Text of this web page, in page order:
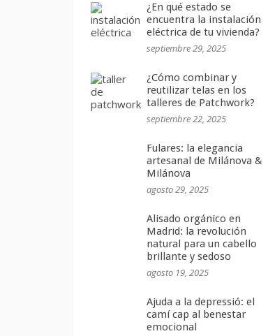
¿En qué estado se
encuentra la instalación
eléctrica de tu vivienda?
septiembre 29, 2025
¿Cómo combinar y
reutilizar telas en los
talleres de Patchwork?
septiembre 22, 2025
Fulares: la elegancia
artesanal de Milánova &
Milánova
agosto 29, 2025
Alisado orgánico en
Madrid: la revolución
natural para un cabello
brillante y sedoso
agosto 19, 2025
Ajuda a la depressió: el
camí cap al benestar
emocional